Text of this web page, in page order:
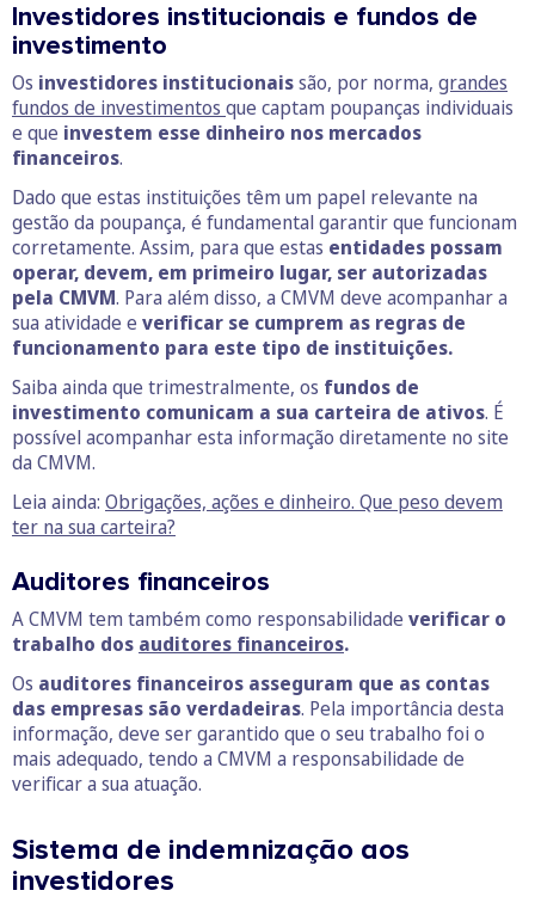
Investidores institucionais e fundos de
investimento
Os investidores institucionaissão, por norma, grandes
fundos de investimentos que captam poupanças individuais
e que investem esse dinheiro nos mercados
financeiros.
Dado que estas instituições têm um papel relevante na
gestão da poupança, é fundamental garantir que funcionam
corretamente. Assim, para que estas entidades possam
operar, devem, em primeiro lugar, ser autorizadas
pela CMVM. Para além disso, a CMVM deve acompanhar a
sua atividade e verificar se cumprem as regras de
funcionamento para este tipo de instituições.
Saiba ainda que trimestralmente, os fundos de
investimento comunicam a sua carteira de ativos. É
possível acompanhar esta informação diretamente no site
da CMVM.
Leia ainda: Obrigações, ações e dinheiro. Que peso devem
ter na sua carteira?
Auditores financeiros
A CMVM tem também como responsabilidade verificar o
trabalho dos auditores financeiros.
Os auditores financeiros asseguram que as contas
das empresas são verdadeiras. Pela importância desta
informação, deve ser garantido que o seu trabalho foi o
mais adequado, tendo a CMVM a responsabilidade de
verificar a sua atuação.
Sistema de indemnização aos
investidores